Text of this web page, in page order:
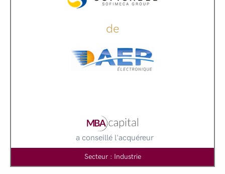
de
a conseillé l'acquéreur
Secteur : Industrie